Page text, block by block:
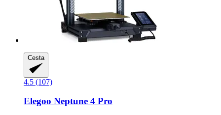
Cesta
4.5 (107)
Elegoo Neptune 4 Pro